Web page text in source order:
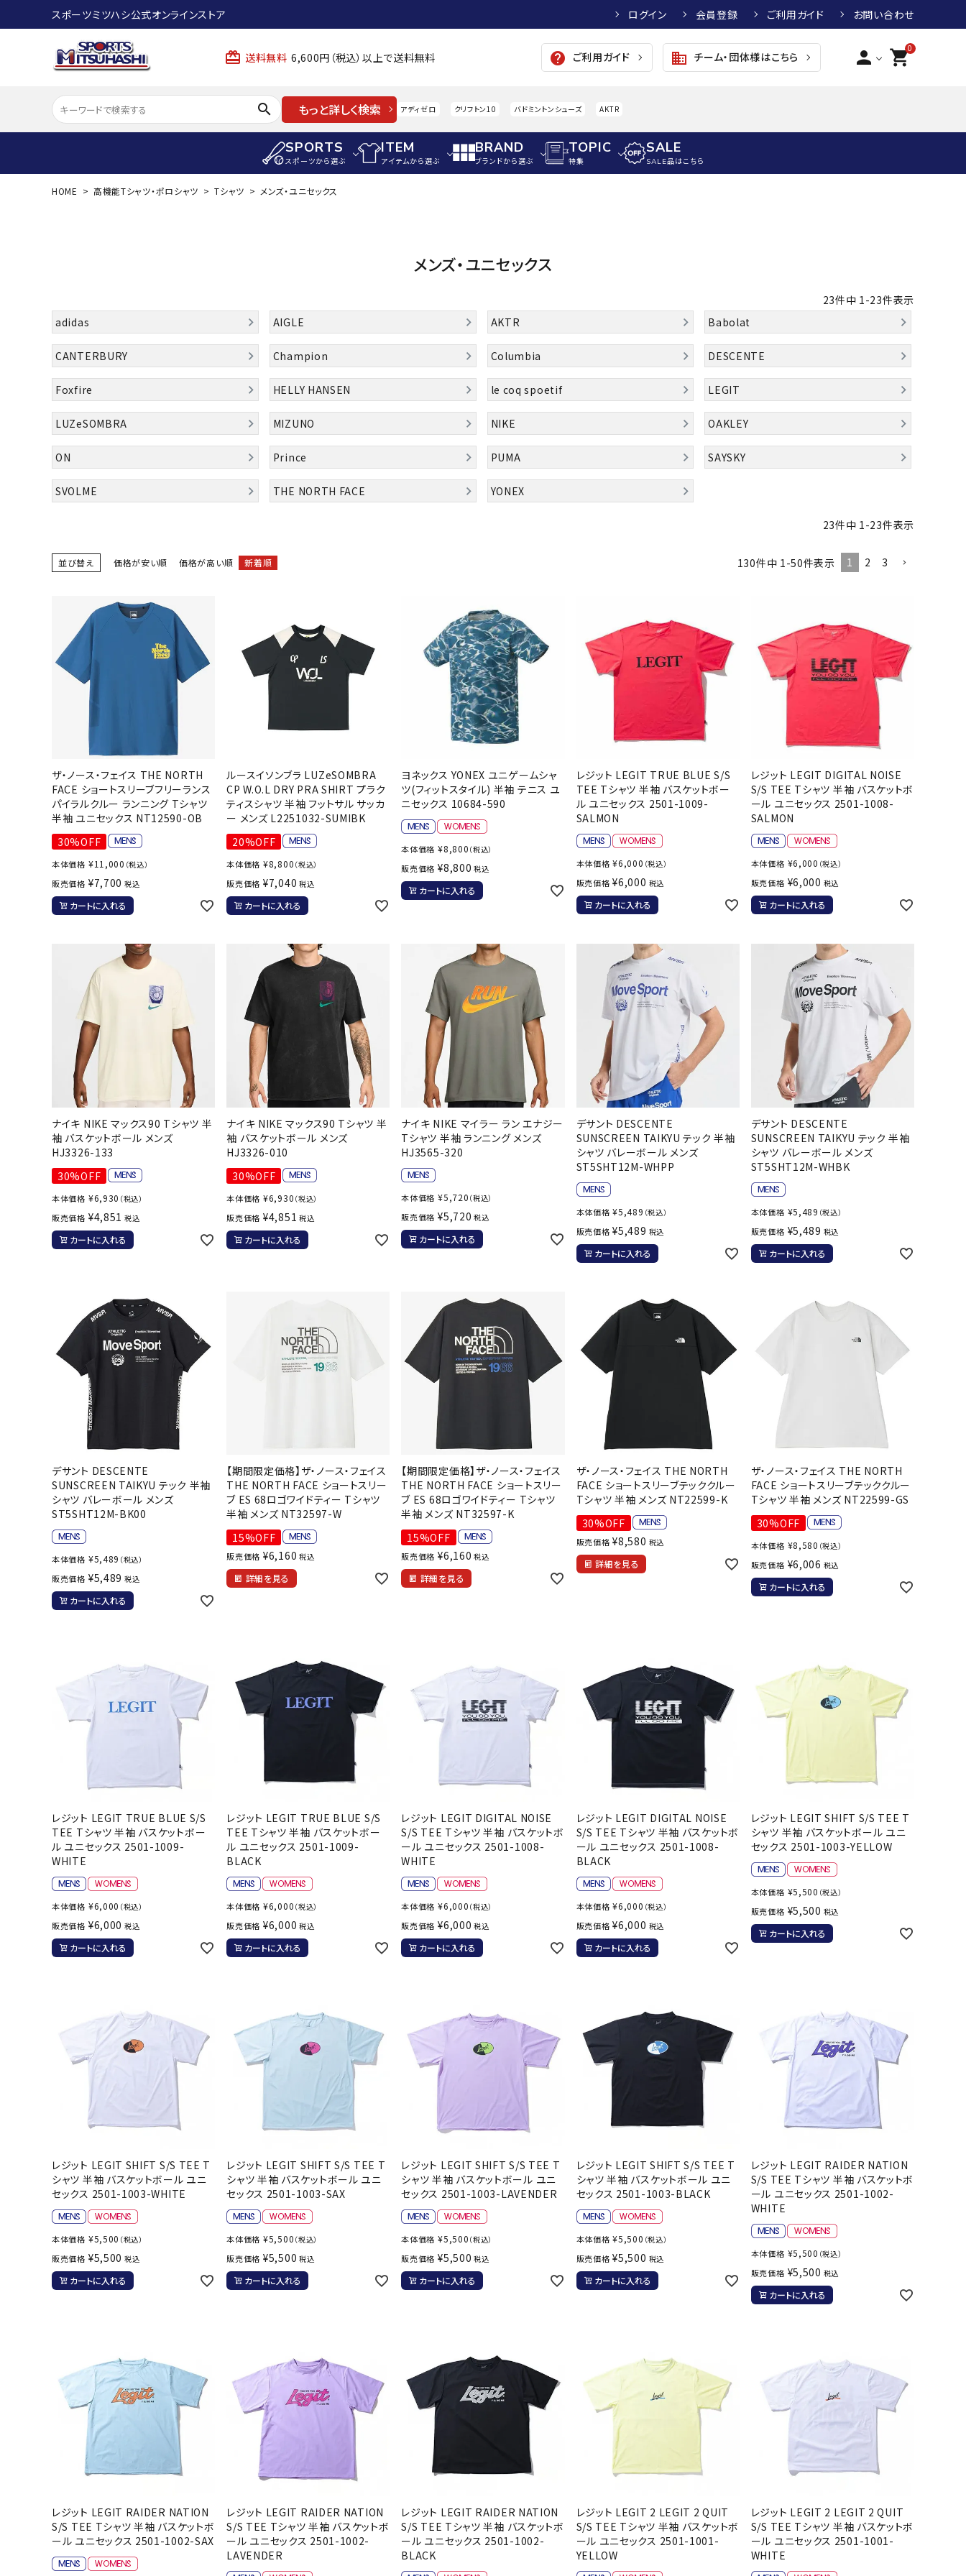
スポーツミツハシ公式オンラインストア ログイン 会員登録 ご利用ガイド お問い合わせ
card_giftcard 送料無料 6,600円（税込）以上で送料無料 help ご利用ガイド business チーム・団体様はこちら person 0
shopping_cart
search もっと詳しく検索 アディゼロ クリフトン10 バドミントンシューズ AKTR
SPORTS
スポーツから選ぶ
陸上競技用シューズアクセサリー
陸上競技用ウィメンズウェア
陸上競技用ソックス
その他アクセサリー
ジュニアサッカースパイク
シューズアクセサリー
フットボールサンダル
サッカーウェア
ジュニアサッカーウェア
レプリカ商品
ジュニアレプリカ商品
サッカーボール
フットサルボール
サッカーバッグ
軟式バット
少年軟式バット
ソフトボール用バット
野球スパイク・シューズ
少年野球スパイク・シューズ
野球ウェア
ジュニア野球ウェア
ユニフォーム・練習着
ソックス・ストッキング
その他アクセサリー
ストリングス・ガット（テニス）
ストリングス・ガット（ソフトテニス）
グリップテープ
エッジガード
テニスバッグ
キャップ・バイザー
ソックス
バトミントン
ストリングス・ガット
バドミントンウェア
シャトル
グリップテープ
ソックス
その他アクセサリー
卓球
卓球ラケット
ラバー
卓球シューズ
ボール（卓球）
その他アクセサリー
卓球台
バスケットボール
バスケットボールシューズ
バスケットボールウェア
レプリカウェア・グッズ
ボール用品（バスケットボール）
ソックス
バレーボール
バレーボールシューズ
バレーボールウェア
バレーボール用サポーター
ボール用品（バレーボール）
ソックス
ハンドボール
ハンドボールウェア
ボール（ハンドボール）
その他アクセサリー
ラグビー
ラグビーウェア
ヘッドギア（ラグビー）
ソックス
その他アクセサリー
スイム・競泳
フィットネス水着
スクール水着
スイムキャップ
ゴーグル
その他アクセサリー
マリンスポーツ
ランニング
レディースランニングシューズ
ジュニアランニングシューズ
ランニングウェア
ランニングタイツ
ランニングソックス
ランニングキャップ
ランニングバッグ・ポーチ
その他アクセサリー
ウォーキング
メンズウォーキングシューズ
ウィメンズウォーキングシューズ
その他アクセサリー
フィットネス・ヨガ
ヨガマット
ヨガアクセサリー
ダンス・フィットネスウェア
その他アクセサリー
トレーニング用品
トレーニング用品
アウトドア
メンズアウトドアウェア
キッズ・ベビーアウトドアウェア
アウトドアシューズ
トレッキングシューズ
バッグ
その他アクセサリー
武道・格闘技
武道・格闘技小物
トレーニング・ジム/カジ
コンプレッションウェア
インナーウェア
シューズ
ジュニアシューズ
ブーツ・サンダル
バッグ
キャンプ用品
クッキングウェア
シュラフ・寝具
テーブル・チェア関連
テーブルウェア
テント・タープ用品
バーベキュー・焚き火
バッグ
ITEM
アイテムから選ぶ
ジャケット・アウター
ジャケット・アウター
ヨガマット
サポーター・テーピング
タオル
シューズ
メンズランニング
ウイメンズランニング
ジュニアサッカースパイク
少年野球スパイク・シューズ
バスケットボールシューズ
バレーボールシューズ
テニスシューズ
バドミントンシューズ
フィットネスシューズ
陸上スパイク・シューズ
ウォーキング・トレッキングシュ
ーズ
アウトドアシューズ
キッズカジュアル
スイム・競泳
サンダル
バッグ
バックパック
トートバッグ
ショルダーバッグ
ダッフル・ボストンバッグ
ソックス
ランニング・陸上ソックス
テニス・バドミントンソックス
野球ソックス
バレーボールソックス
トレーニング・ジム・カジュアル
帽子
キャップ
ハット
BRAND
ブランドから選ぶ
Y
CEP Chacott Champion Columbia CONVERSE DA MISS
GOSEN
HEAD
LI-NING
LUZeSOMBR
A
MIKANO MIKASA
ナル
MIZUNO
RKS
phiten Prince PUMA
SAYSKY Sondico Speedo
suria SWANS Tecnifibre
Wacoal CW-X Wilson Wstudio YONEX
TOPIC
特集
SALE
SALE品はこちら
ACCOUNT MENU
アイテムから選ぶ
ブランドから選ぶ
SALE品はこちら
INFORMATIOM
ご利用ガイド
お問い合わせ
プライバシーポリシー
HOME 高機能Tシャツ・ポロシャツ Tシャツ メンズ・ユニセックス
メンズ・ユニセックス
23件中 1 -23件表示
adidas
AIGLE AKTR Babolat
CANTERBURY Champion Columbia DESCENTE
Foxfire HELLY HANSEN le coq spoetif LEGIT
LUZeSOMBRA MIZUNO NIKE OAKLEY
ON Prince PUMA SAYSKY
SVOLME THE NORTH FACE YONEX
23件中 1 -23件表示
並び替え 価格が安い順 価格が高い順 新着順 130件中 1 -50件表示 1 2 3
ザ・ノース・フェイス THE NORTH
FACE ショートスリーブフリーランス
パイラルクルー ランニング Tシャツ
半袖 ユニセックス NT12590-OB
30%OFF
本体価格 ¥11,000 （税込）
販売価格 ¥7,700 税込
カートに入れる
ルースイソンブラ LUZeSOMBRA
CP W.O.L DRY PRA SHIRT プラク
ティスシャツ 半袖 フットサル サッカ
ー メンズ L2251032-SUMIBK
20%OFF
本体価格 ¥8,800 （税込）
販売価格 ¥7,040 税込
カートに入れる
ヨネックス YONEX ユニゲームシャ
ツ(フィットスタイル) 半袖 テニス ユ
ニセックス 10684-590
本体価格 ¥8,800 （税込）
販売価格 ¥8,800 税込
カートに入れる
レジット LEGIT TRUE BLUE S/S
TEE Tシャツ 半袖 バスケットボー
ル ユニセックス 2501-1009-
SALMON
本体価格 ¥6,000 （税込）
販売価格 ¥6,000 税込
カートに入れる
レジット LEGIT DIGITAL NOISE
S/S TEE Tシャツ 半袖 バスケットボ
ール ユニセックス 2501-1008-
SALMON
本体価格 ¥6,000 （税込）
販売価格 ¥6,000 税込
カートに入れる
ナイキ NIKE マックス90 Tシャツ 半
袖 バスケットボール メンズ
HJ3326-133
30%OFF
本体価格 ¥6,930 （税込）
販売価格 ¥4,851 税込
カートに入れる
ナイキ NIKE マックス90 Tシャツ 半
袖 バスケットボール メンズ
HJ3326-010
30%OFF
本体価格 ¥6,930 （税込）
販売価格 ¥4,851 税込
カートに入れる
ナイキ NIKE マイラー ラン エナジー
Tシャツ 半袖 ランニング メンズ
HJ3565-320
本体価格 ¥5,720 （税込）
販売価格 ¥5,720 税込
カートに入れる
デサント DESCENTE
SUNSCREEN TAIKYU テック 半袖
シャツ バレーボール メンズ
ST5SHT12M-WHPP
本体価格 ¥5,489 （税込）
販売価格 ¥5,489 税込
カートに入れる
デサント DESCENTE
SUNSCREEN TAIKYU テック 半袖
シャツ バレーボール メンズ
ST5SHT12M-WHBK
本体価格 ¥5,489 （税込）
販売価格 ¥5,489 税込
カートに入れる
デサント DESCENTE
SUNSCREEN TAIKYU テック 半袖
シャツ バレーボール メンズ
ST5SHT12M-BK00
本体価格 ¥5,489 （税込）
販売価格 ¥5,489 税込
カートに入れる
【期間限定価格】ザ・ノース・フェイス
THE NORTH FACE ショートスリー
ブ ES 68ロゴワイドティー Tシャツ
半袖 メンズ NT32597-W
15%OFF
販売価格 ¥6,160 税込
詳細を見る
【期間限定価格】ザ・ノース・フェイス
THE NORTH FACE ショートスリー
ブ ES 68ロゴワイドティー Tシャツ
半袖 メンズ NT32597-K
15%OFF
販売価格 ¥6,160 税込
詳細を見る
ザ・ノース・フェイス THE NORTH
FACE ショートスリーブテッククルー
Tシャツ 半袖 メンズ NT22599-K
30%OFF
販売価格 ¥8,580 税込
詳細を見る
ザ・ノース・フェイス THE NORTH
FACE ショートスリーブテッククルー
Tシャツ 半袖 メンズ NT22599-GS
30%OFF
本体価格 ¥8,580 （税込）
販売価格 ¥6,006 税込
カートに入れる
レジット LEGIT TRUE BLUE S/S
TEE Tシャツ 半袖 バスケットボー
ル ユニセックス 2501-1009-
WHITE
本体価格 ¥6,000 （税込）
販売価格 ¥6,000 税込
カートに入れる
レジット LEGIT TRUE BLUE S/S
TEE Tシャツ 半袖 バスケットボー
ル ユニセックス 2501-1009-
BLACK
本体価格 ¥6,000 （税込）
販売価格 ¥6,000 税込
カートに入れる
レジット LEGIT DIGITAL NOISE
S/S TEE Tシャツ 半袖 バスケットボ
ール ユニセックス 2501-1008-
WHITE
本体価格 ¥6,000 （税込）
販売価格 ¥6,000 税込
カートに入れる
レジット LEGIT DIGITAL NOISE
S/S TEE Tシャツ 半袖 バスケットボ
ール ユニセックス 2501-1008-
BLACK
本体価格 ¥6,000 （税込）
販売価格 ¥6,000 税込
カートに入れる
レジット LEGIT SHIFT S/S TEE T
シャツ 半袖 バスケットボール ユニ
セックス 2501-1003-YELLOW
本体価格 ¥5,500 （税込）
販売価格 ¥5,500 税込
カートに入れる
レジット LEGIT SHIFT S/S TEE T
シャツ 半袖 バスケットボール ユニ
セックス 2501-1003-WHITE
本体価格 ¥5,500 （税込）
販売価格 ¥5,500 税込
カートに入れる
レジット LEGIT SHIFT S/S TEE T
シャツ 半袖 バスケットボール ユニ
セックス 2501-1003-SAX
本体価格 ¥5,500 （税込）
販売価格 ¥5,500 税込
カートに入れる
レジット LEGIT SHIFT S/S TEE T
シャツ 半袖 バスケットボール ユニ
セックス 2501-1003-LAVENDER
本体価格 ¥5,500 （税込）
販売価格 ¥5,500 税込
カートに入れる
レジット LEGIT SHIFT S/S TEE T
シャツ 半袖 バスケットボール ユニ
セックス 2501-1003-BLACK
本体価格 ¥5,500 （税込）
販売価格 ¥5,500 税込
カートに入れる
レジット LEGIT RAIDER NATION
S/S TEE Tシャツ 半袖 バスケットボ
ール ユニセックス 2501-1002-
WHITE
本体価格 ¥5,500 （税込）
販売価格 ¥5,500 税込
カートに入れる
レジット LEGIT RAIDER NATION
S/S TEE Tシャツ 半袖 バスケットボ
ール ユニセックス 2501-1002-SAX
レジット LEGIT RAIDER NATION
S/S TEE Tシャツ 半袖 バスケットボ
ール ユニセックス 2501-1002-
LAVENDER
レジット LEGIT RAIDER NATION
S/S TEE Tシャツ 半袖 バスケットボ
ール ユニセックス 2501-1002-
BLACK
レジット LEGIT 2 LEGIT 2 QUIT
S/S TEE Tシャツ 半袖 バスケットボ
ール ユニセックス 2501-1001-
YELLOW
レジット LEGIT 2 LEGIT 2 QUIT
S/S TEE Tシャツ 半袖 バスケットボ
ール ユニセックス 2501-1001-
WHITE